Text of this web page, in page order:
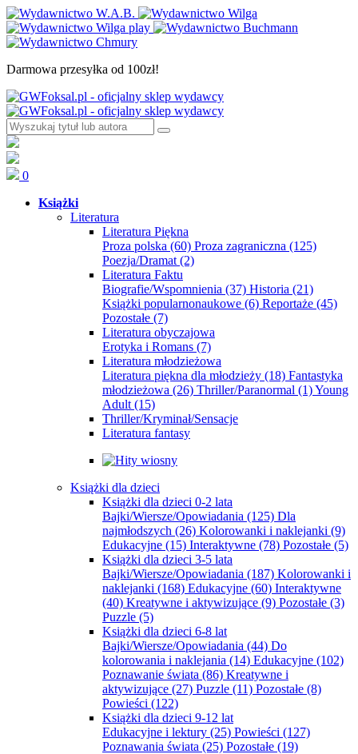
Darmowa przesyłka od 100zł!
0
Książki
Literatura
Literatura Piękna
Proza polska (60) Proza zagraniczna (125)
Poezja/Dramat (2)
Literatura Faktu
Biografie/Wspomnienia (37) Historia (21)
Książki popularnonaukowe (6) Reportaże (45)
Pozostałe (7)
Literatura obyczajowa
Erotyka i Romans (7)
Literatura młodzieżowa
Literatura piękna dla młodzieży (18) Fantastyka
młodzieżowa (26) Thriller/Paranormal (1)Young
Adult (15)
Thriller/Kryminał/Sensacje
Literatura fantasy
Książki dla dzieci
Książki dla dzieci 0-2 lata
Bajki/Wiersze/Opowiadania (125) Dla
najmłodszych (26) Kolorowanki i naklejanki (9)
Edukacyjne (15) Interaktywne (78) Pozostałe (5)
Książki dla dzieci 3-5 lata
Bajki/Wiersze/Opowiadania (187) Kolorowanki i
naklejanki (168) Edukacyjne (60) Interaktywne
(40) Kreatywne i aktywizujące (9) Pozostałe (3)
Puzzle (5)
Książki dla dzieci 6-8 lat
Bajki/Wiersze/Opowiadania (44) Do
kolorowania i naklejania (14) Edukacyjne (102)
Poznawanie świata (86) Kreatywne i
aktywizujące (27) Puzzle (11) Pozostałe (8)
Powieści (122)
Książki dla dzieci 9-12 lat
Edukacyjne i lektury (25) Powieści (127)
Poznawania świata (25) Pozostałe (19)